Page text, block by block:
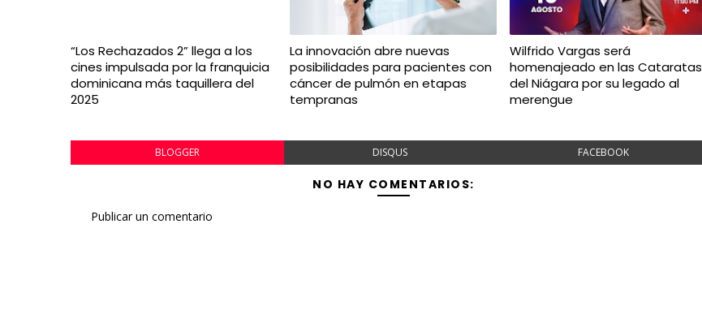
“Los Rechazados 2” llega a los
cines impulsada por la franquicia
dominicana más taquillera del
2025
La innovación abre nuevas
posibilidades para pacientes con
cáncer de pulmón en etapas
tempranas
Wilfrido Vargas será
homenajeado en las Cataratas
del Niágara por su legado al
merengue
BLOGGER DISQUS FACEBOOK
NO HAY COMENTARIOS:
Publicar un comentario